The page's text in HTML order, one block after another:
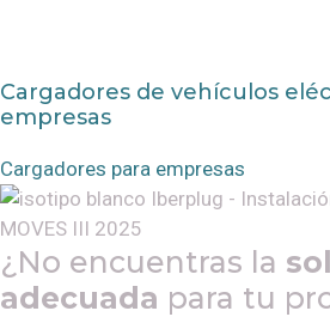
Cargadores de vehículos
empresas
Cargadores para empresas
¿No encuentras la
adecuada para tu